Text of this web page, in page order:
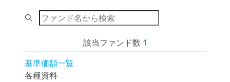
Search
該当ファンド数 1
基準価額一覧
各種資料